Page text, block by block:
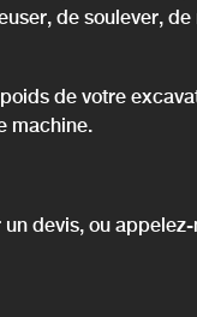
de soulever,
de votre
machine.
devis, ou appelez-